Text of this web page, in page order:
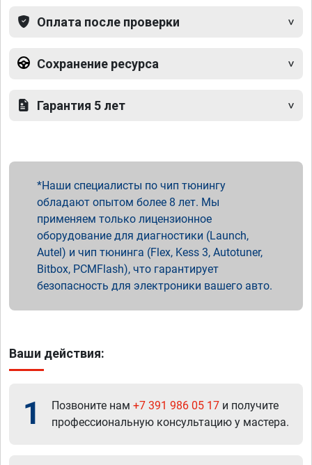
Оплата после проверки
Сохранение ресурса
Гарантия 5 лет
Наши специалисты по чип тюнингу
обладают опытом более 8 лет. Мы
применяем только лицензионное
оборудование для диагностики (Launch,
Autel) и чип тюнинга (Flex, Kess 3, Autotuner,
Bitbox, PCMFlash), что гарантирует
безопасность для электроники вашего авто.
Ваши действия:
1 Позвоните нам +7 391 986 05 17 и получите
профессиональную консультацию у мастера.